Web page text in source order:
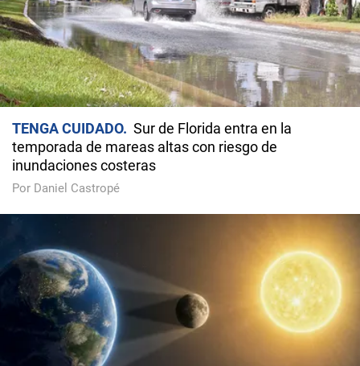
TENGA CUIDADO
Sur de Florida entra en la
temporada de mareas altas con riesgo de
inundaciones costeras
Por Daniel Castropé